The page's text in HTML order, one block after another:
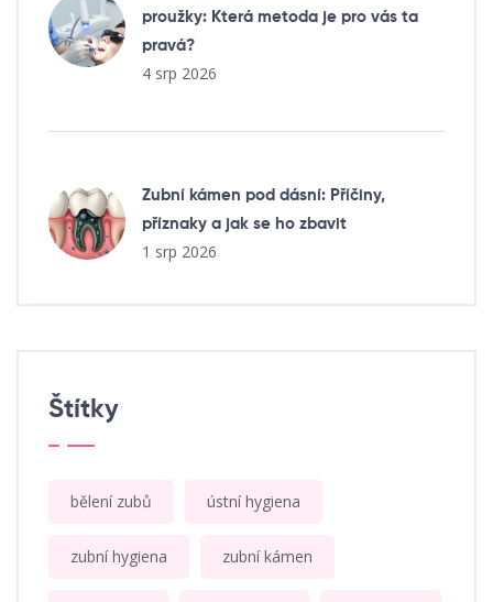
proužky: Která metoda je pro vás ta
pravá?
4 srp 2026
Zubní kámen pod dásní: Příčiny,
příznaky a jak se ho zbavit
1 srp 2026
Štítky
bělení zubů ústní hygiena
zubní hygiena zubní kámen